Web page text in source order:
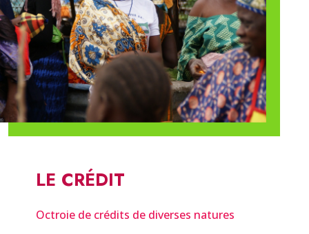
LE CRÉDIT
Octroie de crédits de diverses natures